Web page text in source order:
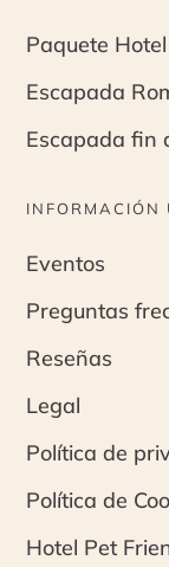
Paquete
Escapada
Escapada fin
INFORMACIÓN
Eventos
Preguntas
Reseñas
Legal
Política de
Política de
Hotel Pet